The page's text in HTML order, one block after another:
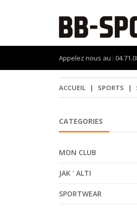
Appelez nous au :
ACCUEIL | SPORTS |
CATEGORIES
MON CLUB
JAK ' ALTI
SPORTWEAR